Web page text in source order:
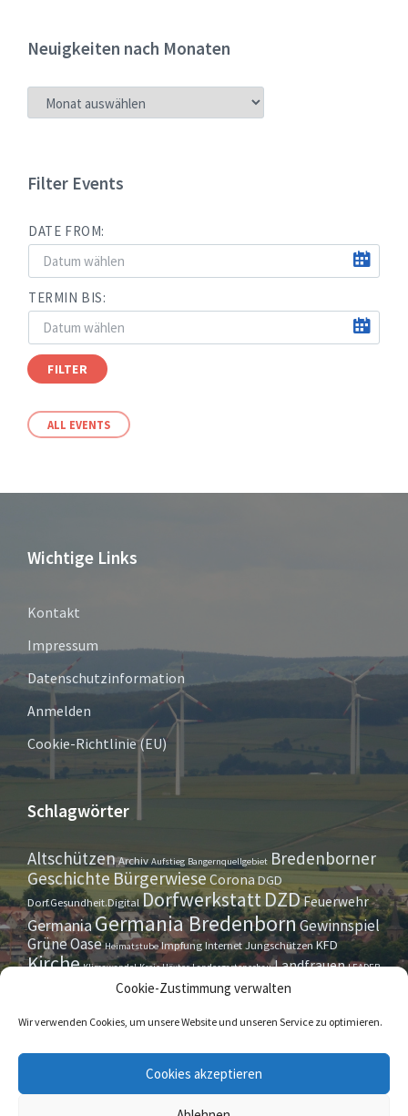
Cookie-Zustimmung verwalten
Wir verwenden Cookies, um unsere Website und unseren Service zu optimieren.
Cookies akzeptieren
Neuigkeiten nach Monaten
NEUIGKEITEN
NACH
Filter Events
DATE FROM:
TERMIN BIS:
FILTER
ALL EVENTS
Wichtige Links
Kontakt
Impressum
Datenschutzinformation
Anmelden
Cookie-Richtlinie (EU)
Schlagwörter
AltschützenArchiv Aufstieg Bangernquellgebiet Bredenborner
Geschichte Bürgerwiese CoronaDGD
Dorf.Gesundheit.Digital DorfwerkstattDZDFeuerwehr
GermaniaGermania BredenbornGewinnspiel
Grüne Oase Heimatstube ImpfungInternetJungschützenKFD
Kirche Klimawandel Kreis Höxter Landesgartenschau Landfrauen LEADER
Maurer- u. HandwerkervereinOktoberfest
Straßensperrung Tennis Theatergruppe Tipps & Tricks
www.marienmünster.de